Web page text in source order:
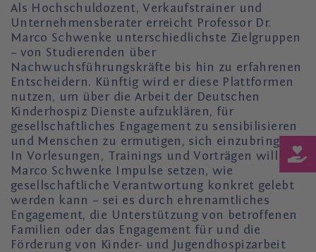
Als Hochschuldozent, Verkaufstrainer und
Unternehmensberater erreicht Professor Dr.
Marco Schwenke unterschiedlichste Zielgruppen
– von Studierenden über
Nachwuchsführungskräfte bis hin zu erfahrenen
Entscheidern. Künftig wird er diese Plattformen
nutzen, um über die Arbeit der Deutschen
Kinderhospiz Dienste aufzuklären, für
gesellschaftliches Engagement zu sensibilisieren
und Menschen zu ermutigen, sich einzubringen.
In Vorlesungen, Trainings und Vorträgen will Dr.
Marco Schwenke Impulse setzen, wie
gesellschaftliche Verantwortung konkret gelebt
werden kann – sei es durch ehrenamtliches
Engagement, die Unterstützung von betroffenen
Familien oder das Engagement für und die
Förderung von Kinder- und Jugendhospizarbeit